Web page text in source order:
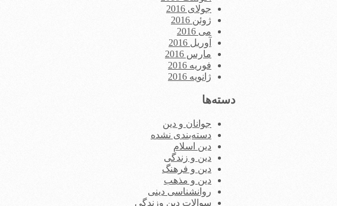
جولای 2016
ژوئن 2016
می 2016
آوریل 2016
مارس 2016
فوریه 2016
ژانویه 2016
دسته‌ها
جوانان و دین
دسته‌بندی نشده
دین اسلام
دین و زندگی
دین و فرهنگ
دین و مذهب
روانشناسی دینی
سوالات دین وزندگی